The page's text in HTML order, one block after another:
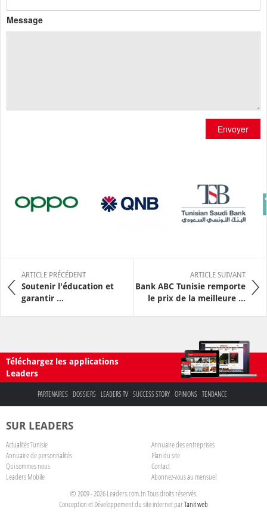
Message
Envoyer
ARTICLE PRÉCÉDENT
Soutenir l'éducation et
garantir ...
ARTICLE SUIVANT
Bank ABC Tunisie remporte
le prix de la meilleure ...
Téléchargez les applications
Leaders
PARTENAIRES DOSSIERS LEADERS TV SUCCESS STORY OPINIONS TENDANCE
SUR LEADERS
Actualités Tunisie
Annuaire des entreprises
Annuaire de personnalités
Plan du site
Qui sommes nous
Contact
Leaders Mobile
Abonnez-vous au mensuel
© 2009 - 2026 Leaders.com.tn Tous droits réservés.
Conception et Développement du site internet parTanit web